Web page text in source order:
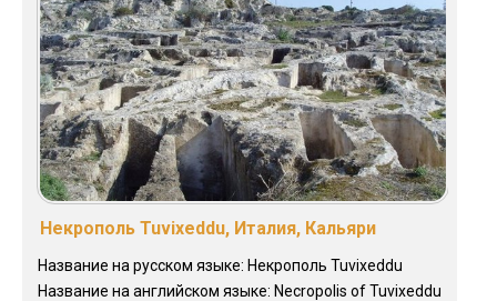
Некрополь Tuvixeddu, Италия, Кальяри
Название на русском языке: Некрополь Tuvixeddu
Название на английском языке: Necropolis of Tuvixeddu